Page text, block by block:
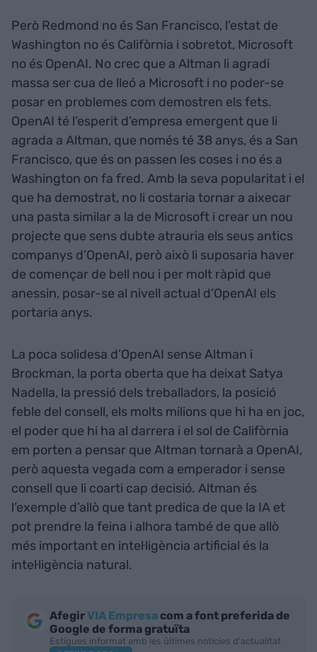
Però Redmond no és San Francisco, l’estat de
Washington no és Califòrnia i sobretot, Microsoft
no és OpenAI. No crec que a Altman li agradi
massa ser cua de lleó a Microsoft i no poder-se
posar en problemes com demostren els fets.
OpenAI té l’esperit d’empresa emergent que li
agrada a Altman, que només té 38 anys, és a San
Francisco, que és on passen les coses i no és a
Washington on fa fred. Amb la seva popularitat i el
que ha demostrat, no li costaria tornar a aixecar
una pasta similar a la de Microsoft i crear un nou
projecte que sens dubte atrauria els seus antics
companys d’OpenAI, però això li suposaria haver
de començar de bell nou i per molt ràpid que
anessin, posar-se al nivell actual d’OpenAI els
portaria anys.
La poca solidesa d’OpenAI sense Altman i
Brockman, la porta oberta que ha deixat Satya
Nadella, la pressió dels treballadors, la posició
feble del consell, els molts milions que hi ha en joc,
el poder que hi ha al darrera i el sol de Califòrnia
em porten a pensar que Altman tornarà a OpenAI,
però aquesta vegada com a emperador i sense
consell que li coarti cap decisió. Altman és
l’exemple d’allò que tant predica de que la IA et
pot prendre la feina i alhora també de que allò
més important en intel·ligència artificial és la
intel·ligència natural.
AfegirVIA Empresa com a font preferida de
Google de forma gratuïta
Estigues informat amb les últimes notícies d'actualitat